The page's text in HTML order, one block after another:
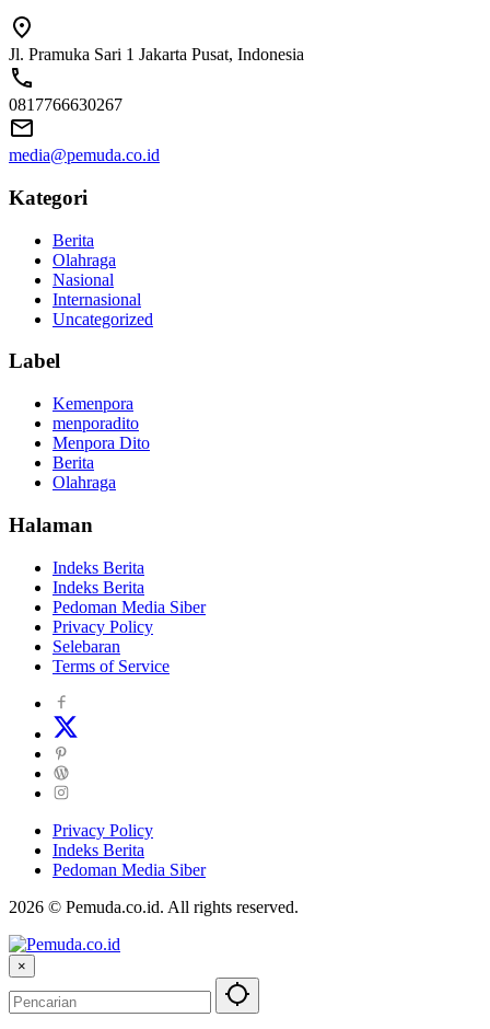
Jl. Pramuka Sari 1 Jakarta Pusat, Indonesia
0817766630267
media@pemuda.co.id
Kategori
Berita
Olahraga
Nasional
Internasional
Uncategorized
Label
Kemenpora
menporadito
Menpora Dito
Berita
Olahraga
Halaman
Indeks Berita
Indeks Berita
Pedoman Media Siber
Privacy Policy
Selebaran
Terms of Service
Privacy Policy
Indeks Berita
Pedoman Media Siber
2026 © Pemuda.co.id. All rights reserved.
×